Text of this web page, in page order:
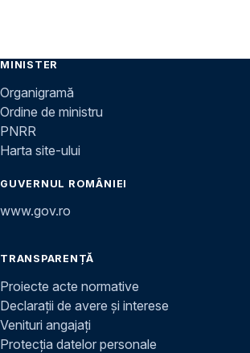
MINISTER
Organigramă
Ordine de ministru
PNRR
Harta site-ului
GUVERNUL ROMÂNIEI
www.gov.ro
TRANSPARENȚĂ
Proiecte acte normative
Declarații de avere și interese
Venituri angajați
Protecția datelor personale